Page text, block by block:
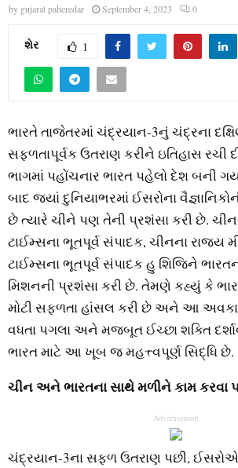
by gujarat paheredar September 4, 2023 0
શેર 1
ભારતે તાજેતરમાં ચંદ્રયાન-3નું ચંદ્રના
સફળતાપૂર્વક ઉતરાણ કરીને ઇતિહાસ રચી
ભાગમાં પહોંચનાર ભારત પહેલો દેશ બની
બાદ જ્યાં દુનિયાભરમાં ઈસરોના
છે ત્યારે ચીને પણ તેની પ્રશંસા કરી છે.
ટાઈમ્સના ભૂતપૂર્વ સંપાદક, ચીનના રાજ્ય
ટાઈમ્સના ભૂતપૂર્વ સંપાદક હુ શિજિને
મિશનની પ્રશંસા કરી છે. તેમણે કહ્યું કે
મોટી સફળતા હાંસલ કરી છે અને આ અવકાશ
વધતા પગલા અને મજબૂત ઈચ્છા શક્તિ
ભારત માટે આ ખૂબ જ મહત્ત્વપૂર્ણ સિદ્ધિ છે.
ચીન અને ભારતના સાથે મળીને કામ કરવા
Advertisement
ચંદ્રયાન-3ના સફળ ઉતરાણ પછી,